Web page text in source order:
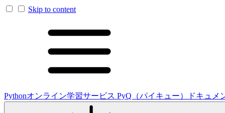
Skip to content
Pythonオンライン学習サービス PyQ（パイキュー）ドキュメ